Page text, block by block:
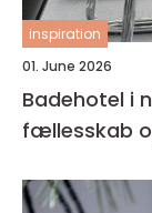
inspiration
01. June 2026
Badehotel i
fællesskab